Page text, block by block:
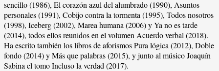
sencillo (1986), El corazón azul del alumbrado (1990), Asuntos
personales (1991), Cobijo contra la tormenta (1995), Todos nosotros
(1998), Iceberg (2002), Marea humana (2006) y Ya no es tarde
(2014), todos ellos reunidos en el volumen Acuerdo verbal (2018).
Ha escrito también los libros de aforismos Pura lógica (2012), Doble
fondo (2014) y Más que palabras (2015), y junto al músico Joaquín
Sabina el tomo Incluso la verdad (2017).